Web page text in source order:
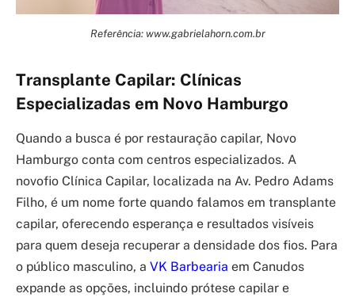
Referência: www.gabrielahorn.com.br
Transplante Capilar: Clínicas
Especializadas em Novo Hamburgo
Quando a busca é por restauração capilar, Novo
Hamburgo conta com centros especializados. A
novofio Clínica Capilar, localizada na Av. Pedro Adams
Filho, é um nome forte quando falamos em transplante
capilar, oferecendo esperança e resultados visíveis
para quem deseja recuperar a densidade dos fios. Para
o público masculino, a VK Barbearia em Canudos
expande as opções, incluindo prótese capilar e